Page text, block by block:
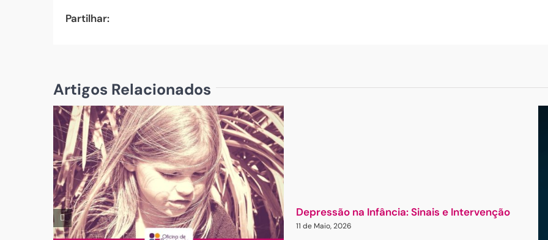
Partilhar:
Artigos Relacionados
Depressão na Infância: Sinais e Intervenção
11 de Maio, 2026